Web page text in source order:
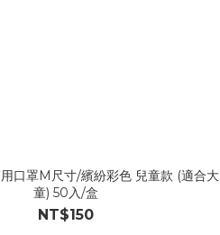
用口罩M尺寸/繽紛彩色 兒童款 (適合大
童) 50入/盒
NT$150